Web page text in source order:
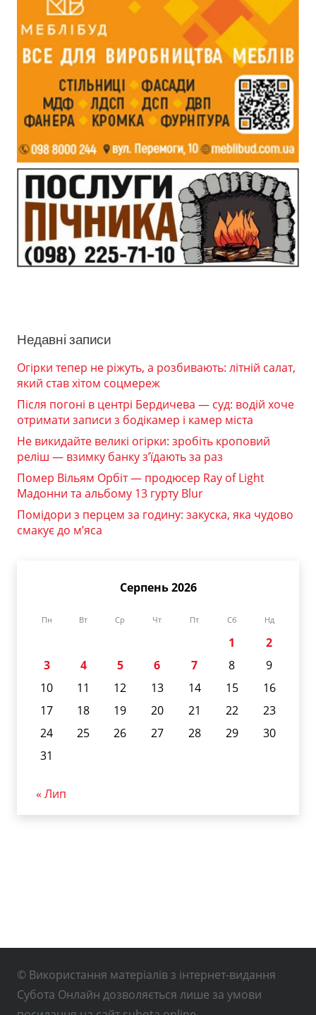
Недавні записи
Огірки тепер не ріжуть, а розбивають: літній салат,
який став хітом соцмереж
Після погоні в центрі Бердичева — суд: водій хоче
отримати записи з бодікамер і камер міста
Не викидайте великі огірки: зробіть кроповий
реліш — взимку банку з’їдають за раз
Помер Вільям Орбіт — продюсер Ray of Light
Мадонни та альбому 13 гурту Blur
Помідори з перцем за годину: закуска, яка чудово
смакує до м’яса
Серпень 2026
Пн Вт Ср Чт Пт Сб Нд
1
2
3
4 5 6 7 8
9
10
11 12 13 14 15
16
17
18 19 20 21 22
23
24
25 26 27 28 29
30
31
« Лип
© Використання матеріалів з інтернет-видання
Субота Онлайн дозволяється лише за умови